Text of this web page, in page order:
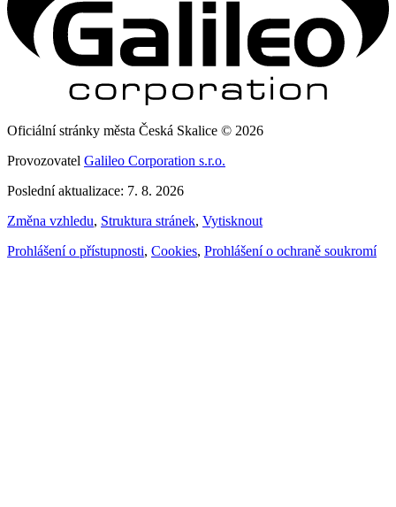
Oficiální stránky města Česká Skalice © 2026
Provozovatel Galileo Corporation s.r.o.
Poslední aktualizace: 7. 8. 2026
Změna vzhledu, Struktura stránek, Vytisknout
Prohlášení o přístupnosti, Cookies, Prohlášení o ochraně soukromí